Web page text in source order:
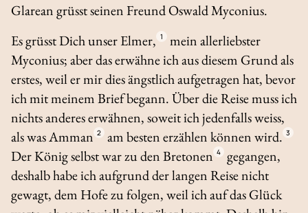
Glarean grüsst seinen Freund Oswald Myconius.
Es grüsst Dich unser Elmer, 1
mein allerliebster
Myconius; aber das erwähne ich aus diesem Grund als
erstes, weil er mir dies ängstlich aufgetragen hat, bevor
ich mit meinem Brief begann. Über die Reise muss ich
nichts anderes erwähnen, soweit ich jedenfalls weiss,
als was Amman 2 am besten erzählen können wird. 3
Der König selbst war zu den Bretonen 4
gegangen,
deshalb habe ich aufgrund der langen Reise nicht
gewagt, dem Hofe zu folgen, weil ich auf das Glück